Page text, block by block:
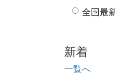
全国最
新着
一覧へ